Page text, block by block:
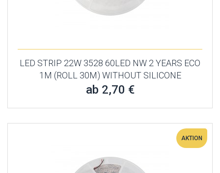
LED STRIP 22W 3528 60LED NW 2 YEARS ECO
1M (ROLL 30M) WITHOUT SILICONE
ab 2,70 €
AKTION